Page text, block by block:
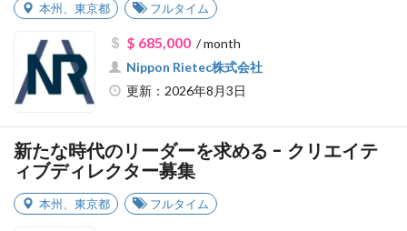
本州 東京都 フルタイム
$ 685,000/ month
Nippon Rietec株式会社
更新：2026年8月3日
新たな時代のリーダーを求める - クリエイテ
ィブディレクター募集
本州 東京都 フルタイム